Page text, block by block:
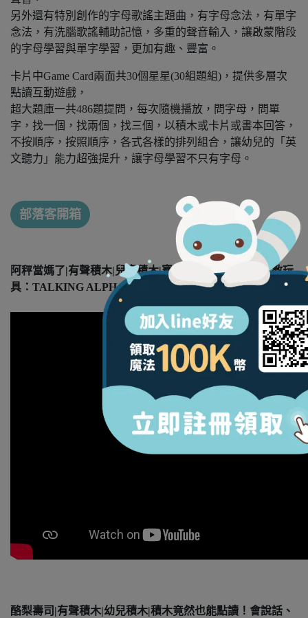
另外還有特別創作的字母歌謠主題曲，有字母念法，有單字
念法，有洗腦歌謠輔助記憶，多重的聲音輸入，讓啟蒙階段
的字母學習與單字學習，更加有趣、豐富。
卡片中Game Card兩面共30個星星(30組題組)，提供多層次
點讀互動遊戲，
超大題庫一共486題提問，每次隨機播放，問字母，問單
字，找一個，找兩個，找三個，以積木或卡片或書本回答，
不按順序，按照順序，各式各樣的排列組合，讓幼兒的「英
文聽力」能力超強提升，讓字母學習不只有字母。
部落客開箱
阿秤當媽了|有聲積木|兒童積木|寶寶的第一盒英文字母教玩
具：TALKING ALPHABET BLOCKS有聲積木
酪梨壽司|有聲積木|幼兒積木|積木竟然也能點讀！會說話、